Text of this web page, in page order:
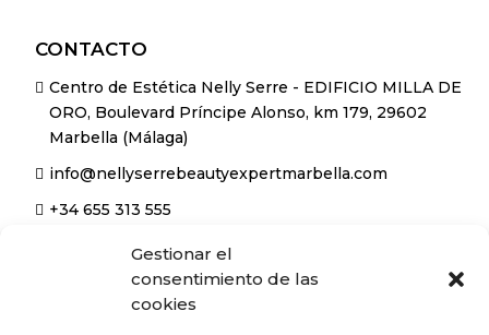
Gestionar el
consentimiento de las
cookies
CONTACTO
 Centro de Estética Nelly Serre - EDIFICIO MILLA DE
ORO, Boulevard Príncipe Alonso, km 179, 29602
Marbella (Málaga)
 info@nellyserrebeautyexpertmarbella.com
 +34 655 313 555
Lunes a Viernes 10:00h - 18:00h